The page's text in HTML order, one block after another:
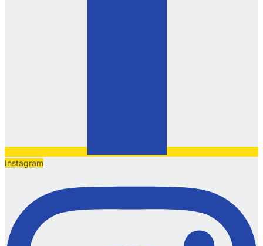
Instagram